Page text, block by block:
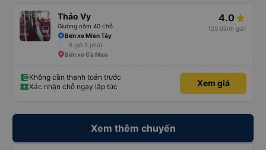
Thảo Vy
Giường nằm 40 chỗ
4.0
(20 đánh giá)
Bến xe Miền Tây
8 giờ 5 phút
Bến xe Cà Mau
Không cần thanh toán trước
Xác nhận chỗ ngay lập tức
Xem giá
Xem thêm chuyến